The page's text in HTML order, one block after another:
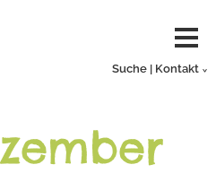
Suche | Kontakt